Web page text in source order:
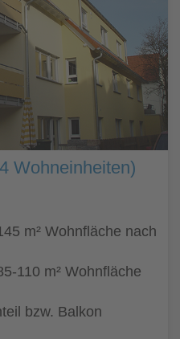
Wohneinheiten)
m² Wohnfläche nach
110 m² Wohnfläche
bzw. Balkon